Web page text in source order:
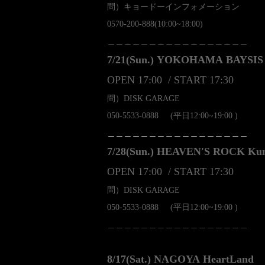
問）キョードーインフォメーション
0570-200-888(10:00~18:00)
7/21(Sun.) YOKOHAMA BAYSIS
OPEN 17:00 / START 17:30
問）DISK GARAGE
050-5533-0888 (平日12:00~19:00 )
7/28(Sun.) HEAVEN'S ROCK
OPEN 17:00 / START 17:30
問）DISK GARAGE
050-5533-0888 (平日12:00~19:00 )
8/17(Sat.) NAGOYA HeartLand